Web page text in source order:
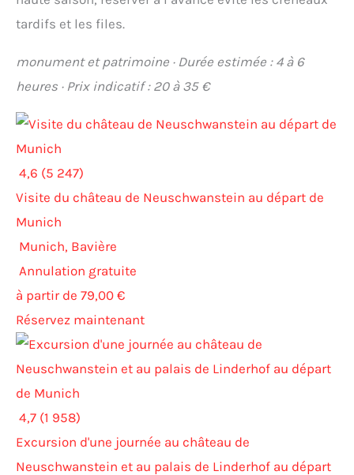
tardifs et les files.
monument et patrimoine · Durée estimée : 4 à 6
heures · Prix indicatif : 20 à 35 €
4,6 (5 247)
Visite du château de Neuschwanstein au départ de
Munich
Munich, Bavière
Annulation gratuite
à partir de 79,00 €
Réservez maintenant
4,7 (1 958)
Excursion d'une journée au château de
Neuschwanstein et au palais de Linderhof au départ